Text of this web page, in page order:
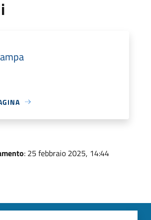
: 25 febbraio 2025, 14:44